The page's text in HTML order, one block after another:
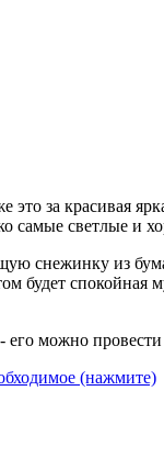
за красивая
самые светлые и
снежинку из
будет
его можно
(нажмите)